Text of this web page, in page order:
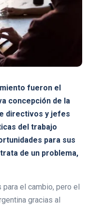
fueron el
concepción de la
directivos y jefes
del trabajo
para sus
de un problema,
el cambio, pero el
gracias al